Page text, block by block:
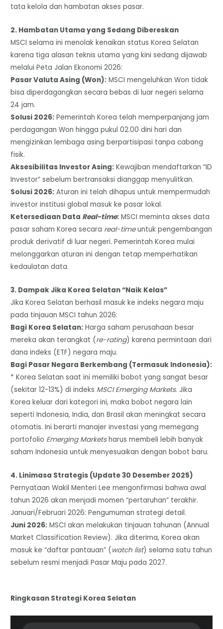
tata kelola dan hambatan akses pasar.
​2. Hambatan Utama yang Sedang Dibereskan
​MSCI selama ini menolak kenaikan status Korea Selatan
karena tiga alasan teknis utama yang kini sedang dijawab
melalui Peta Jalan Ekonomi 2026:
​Pasar Valuta Asing (Won): MSCI mengeluhkan Won tidak
bisa diperdagangkan secara bebas di luar negeri selama
24 jam.
​Solusi 2026: Pemerintah Korea telah memperpanjang jam
perdagangan Won hingga pukul 02.00 dini hari dan
mengizinkan lembaga asing berpartisipasi tanpa cabang
fisik.
​Aksesibilitas Investor Asing: Kewajiban mendaftarkan “ID
Investor” sebelum bertransaksi dianggap menyulitkan.
​Solusi 2026: Aturan ini telah dihapus untuk mempermudah
investor institusi global masuk ke pasar lokal.
​Ketersediaan Data Real-time: MSCI meminta akses data
pasar saham Korea secara real-timeuntuk pengembangan
produk derivatif di luar negeri. Pemerintah Korea mulai
melonggarkan aturan ini dengan tetap memperhatikan
kedaulatan data.
​3. Dampak Jika Korea Selatan “Naik Kelas”
​Jika Korea Selatan berhasil masuk ke indeks negara maju
pada tinjauan MSCI tahun 2026:
​Bagi Korea Selatan: Harga saham perusahaan besar
mereka akan terangkat (re-rating) karena permintaan dari
dana indeks (ETF) negara maju.
​Bagi Pasar Negara Berkembang (Termasuk Indonesia):
* Korea Selatan saat ini memiliki bobot yang sangat besar
(sekitar 12-13%) di indeks MSCI Emerging Markets. Jika
Korea keluar dari kategori ini, maka bobot negara lain
seperti Indonesia, India, dan Brasil akan meningkat secara
otomatis. Ini berarti manajer investasi yang memegang
portofolio Emerging Marketsharus membeli lebih banyak
saham Indonesia untuk menyesuaikan dengan bobot baru.
​4. Linimasa Strategis (Update 30 Desember 2025)
​Pernyataan Wakil Menteri Lee mengonfirmasi bahwa awal
tahun 2026 akan menjadi momen “pertaruhan” terakhir.
​Januari/Februari 2026: Pengumuman strategi detail.
​Juni 2026: MSCI akan melakukan tinjauan tahunan (Annual
Market Classification Review). Jika diterima, Korea akan
masuk ke “daftar pantauan” ( watch list) selama satu tahun
sebelum resmi menjadi Pasar Maju pada 2027.
Ringkasan Strategi Korea Selatan